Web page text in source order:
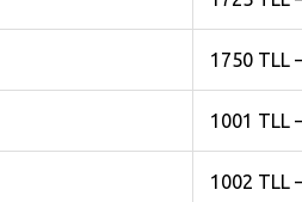
1750 TLL
1001 TLL
1002 TLL